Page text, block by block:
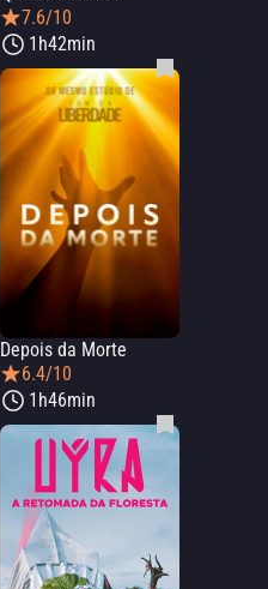
7.6/10
1h42min
Depois da Morte
6.4/10
1h46min